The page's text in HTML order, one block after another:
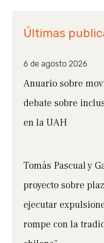
Últimas
6 de agosto 2026
Anuario sobre
debate sobre
en la UAH
Tomás Pascual y
proyecto sobre
ejecutar
rompe con la